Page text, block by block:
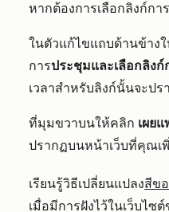
หากต้องการเลือกลิงก์ก
ในตัวแก้ไขแถบด้านข้าง
การประชุมและเลือกลิงก์
เวลาสำหรับลิงก์นั้นจะปร
ที่มุมขวาบนให้คลิก เผยแ
ปรากฏบนหน้าเว็บที่คุณเ
เรียนรู้วิธีเปลี่ยนแปลงสีข
เมื่อมีการฝังไว้ในเว็บไซ